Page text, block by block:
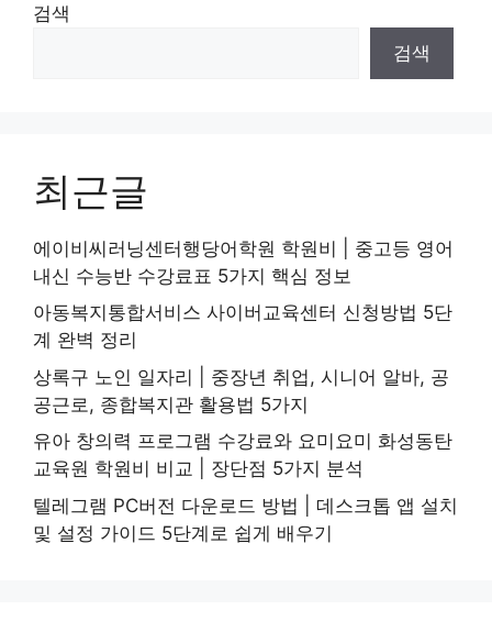
검색
검색
최근글
에이비씨러닝센터행당어학원 학원비 | 중고등 영어
내신 수능반 수강료표 5가지 핵심 정보
아동복지통합서비스 사이버교육센터 신청방법 5단
계 완벽 정리
상록구 노인 일자리 | 중장년 취업, 시니어 알바, 공
공근로, 종합복지관 활용법 5가지
유아 창의력 프로그램 수강료와 요미요미 화성동탄
교육원 학원비 비교 | 장단점 5가지 분석
텔레그램 PC버전 다운로드 방법 | 데스크톱 앱 설치
및 설정 가이드 5단계로 쉽게 배우기